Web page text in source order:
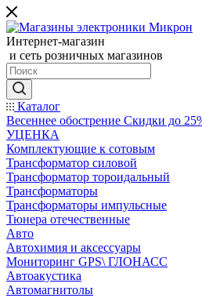
Интернет-магазин
и сеть розничных магазинов
Каталог
Весеннее обострение Скидки до
УЦЕНКА
Комплектующие к сотовым
Трансформатор силовой
Трансформатор тороидальный
Трансформаторы
Трансформаторы импульсные
Тюнера отечественные
Авто
Автохимия и аксессуары
Мониторинг GPS\ ГЛОНАСС
Автоакустика
Автомагнитолы